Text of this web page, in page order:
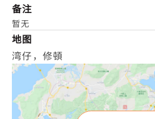
备注
暂无
地图
湾仔，修頓